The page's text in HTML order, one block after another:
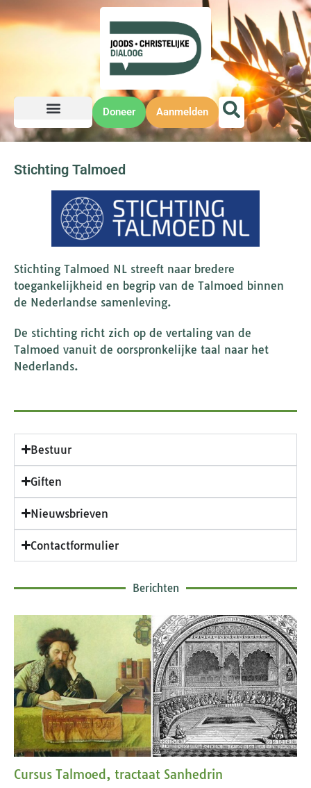
Doneer Aanmelden
Stichting Talmoed
Stichting Talmoed NL streeft naar bredere
toegankelijkheid en begrip van de Talmoed binnen
de Nederlandse samenleving.
De stichting richt zich op de vertaling van de
Talmoed vanuit de oorspronkelijke taal naar het
Nederlands.
Bestuur
Giften
Nieuwsbrieven
Contactformulier
Berichten
Cursus Talmoed, tractaat Sanhedrin